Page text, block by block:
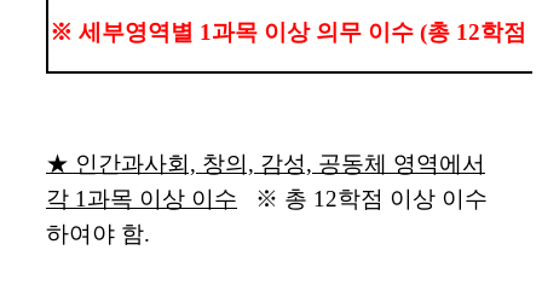
※ 세부영역별 1과목 이상 의무 이수 (총 12학점
★ 인간과사회, 창의, 감성, 공동체 영역에서
각 1과목 이상 이수
※ 총 12학점 이상 이수
하여야 함.